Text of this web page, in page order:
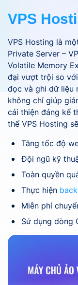
VPS
VPS Hosting là
Private Server –
Volatile Memory
đại vượt trội so
đọc và ghi dữ liệu
không chỉ giúp
cải thiện đáng kể
thể VPS Hosting
Tăng tốc độ
Đội ngũ kỹ
Toàn quyền
Thực hiện
Miễn phí
Sử dụng dòng